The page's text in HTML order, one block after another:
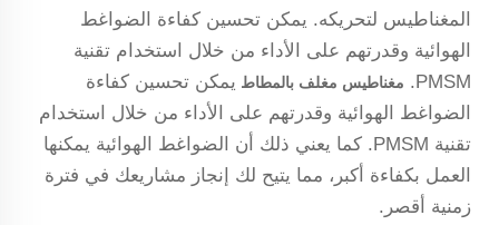
المغناطيس لتحريكه. يمكن تحسين كفاءة الضواغط
الهوائية وقدرتهم على الأداء من خلال استخدام تقنية
PMSM.
مغناطيس مغلف بالمطاط يمكن تحسين كفاءة
الضواغط الهوائية وقدرتهم على الأداء من خلال استخدام
تقنية PMSM. كما يعني ذلك أن الضواغط الهوائية يمكنها
العمل بكفاءة أكبر، مما يتيح لك إنجاز مشاريعك في فترة
زمنية أقصر.